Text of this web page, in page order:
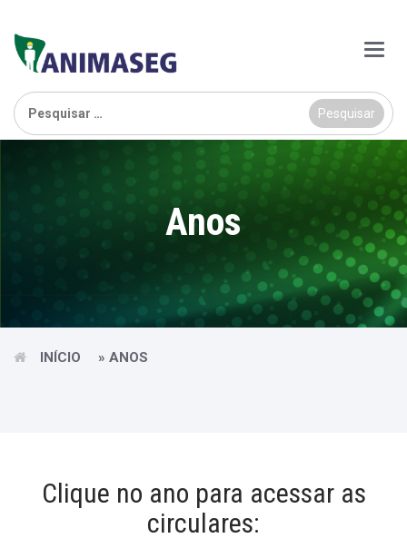
Main
Menu
Pesquisar
por:
Anos
INÍCIO » ANOS
Clique no ano para acessar as
circulares: